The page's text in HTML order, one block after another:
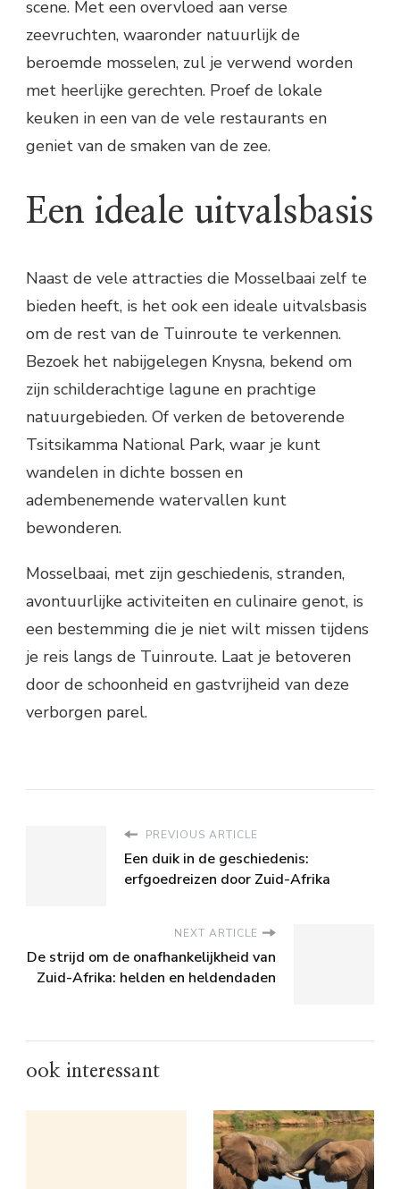
scene. Met een overvloed aan verse
zeevruchten, waaronder natuurlijk de
beroemde mosselen, zul je verwend worden
met heerlijke gerechten. Proef de lokale
keuken in een van de vele restaurants en
geniet van de smaken van de zee.
Een ideale uitvalsbasis
Naast de vele attracties die Mosselbaai zelf te
bieden heeft, is het ook een ideale uitvalsbasis
om de rest van de Tuinroute te verkennen.
Bezoek het nabijgelegen Knysna, bekend om
zijn schilderachtige lagune en prachtige
natuurgebieden. Of verken de betoverende
Tsitsikamma National Park, waar je kunt
wandelen in dichte bossen en
adembenemende watervallen kunt
bewonderen.
Mosselbaai, met zijn geschiedenis, stranden,
avontuurlijke activiteiten en culinaire genot, is
een bestemming die je niet wilt missen tijdens
je reis langs de Tuinroute. Laat je betoveren
door de schoonheid en gastvrijheid van deze
verborgen parel.
PREVIOUS ARTICLE
Een duik in de geschiedenis:
erfgoedreizen door Zuid-Afrika
NEXT ARTICLE
De strijd om de onafhankelijkheid van
Zuid-Afrika: helden en heldendaden
ook interessant